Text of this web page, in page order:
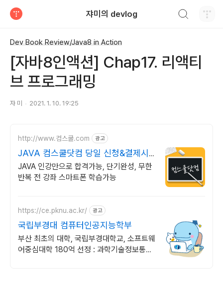
쟈미의 devlog
Dev Book Review/Java8 in Action
[자바8인액션] Chap17. 리액티
브 프로그래밍
쟈 미 2021. 1. 10. 19:25
http://www.컴스쿨.com 광고
JAVA 컴스쿨닷컴 당일 신청&결제시
기프티콘!
JAVA 인강만으로 합격가능, 단기완성, 무한
반복 전 강좌 스마트폰 학습가능
https://ce.pknu.ac.kr/ 광고
국립부경대 컴퓨터인공지능학부
부산 최초의 대학, 국립부경대학교, 소프트웨
어중심대학 180억 선정 : 과학기술정보통신